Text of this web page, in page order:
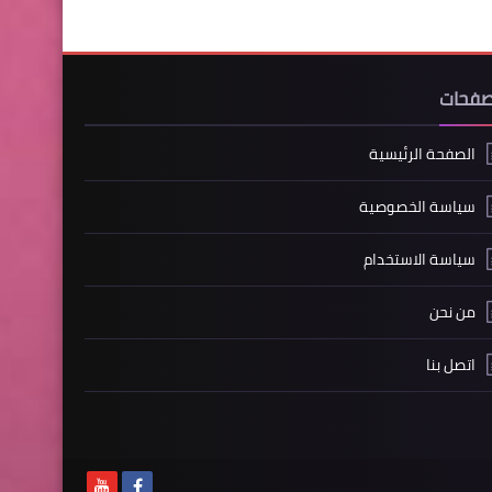
الصفحة الرئيسية
سياسة الخصوصية
سياسة الاستخدام
من نحن
اتصل بنا